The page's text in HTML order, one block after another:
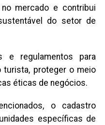
mercado e contribui
do setor de
e regulamentos para
turista, proteger o meio
éticas de negócios.
o cadastro
específicas de